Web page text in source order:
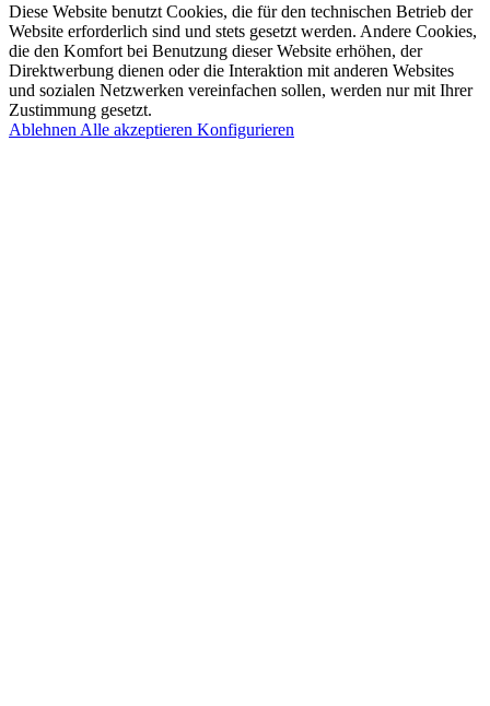
Diese Website benutzt Cookies, die für den technischen Betrieb der
Website erforderlich sind und stets gesetzt werden. Andere Cookies,
die den Komfort bei Benutzung dieser Website erhöhen, der
Direktwerbung dienen oder die Interaktion mit anderen Websites
und sozialen Netzwerken vereinfachen sollen, werden nur mit Ihrer
Zustimmung gesetzt.
Ablehnen Alle akzeptieren Konfigurieren